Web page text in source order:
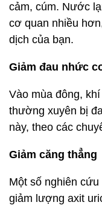
cảm, cúm. Nước
cơ quan nhiều
dịch của bạn.
Giảm đau nhức
Vào mùa đông,
thường xuyên bị
này, theo các
Giảm căng thẳng
Một số nghiên
giảm lượng axit